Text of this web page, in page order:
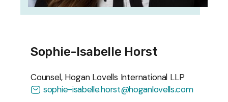
Sophie-Isabelle Horst
Counsel, Hogan Lovells International LLP
sophie-isabelle.horst@hoganlovells.com